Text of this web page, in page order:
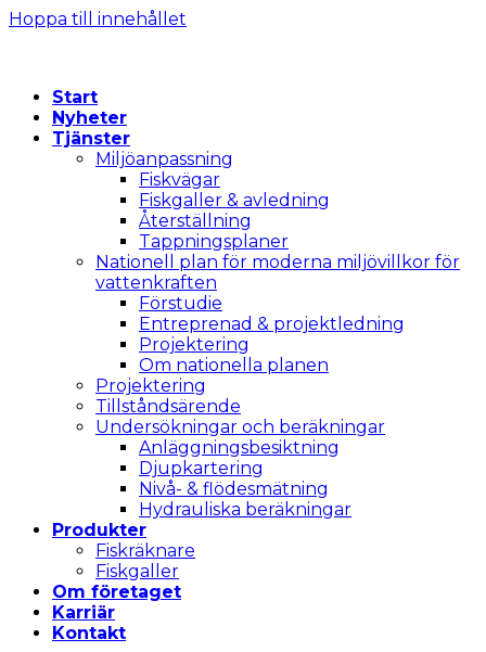
Hoppa till innehållet
Start
Nyheter
Tjänster
Miljöanpassning
Fiskvägar
Fiskgaller & avledning
Återställning
Tappningsplaner
Nationell plan för moderna miljövillkor för
vattenkraften
Förstudie
Entreprenad & projektledning
Projektering
Om nationella planen
Projektering
Tillståndsärende
Undersökningar och beräkningar
Anläggningsbesiktning
Djupkartering
Nivå- & flödesmätning
Hydrauliska beräkningar
Produkter
Fiskräknare
Fiskgaller
Om företaget
Karriär
Kontakt